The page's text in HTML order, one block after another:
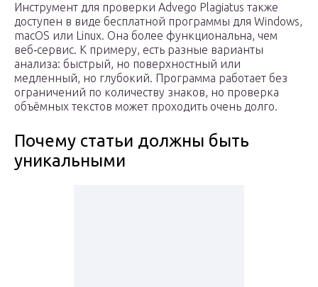
Инструмент для проверки Advego Plagiatus также
доступен в виде бесплатной программы для Windows,
macOS или Linux. Она более функциональна, чем
веб‑сервис. К примеру, есть разные варианты
анализа: быстрый, но поверхностный или
медленный, но глубокий. Программа работает без
ограничений по количеству знаков, но проверка
объёмных текстов может проходить очень долго.
Почему статьи должны быть
уникальными